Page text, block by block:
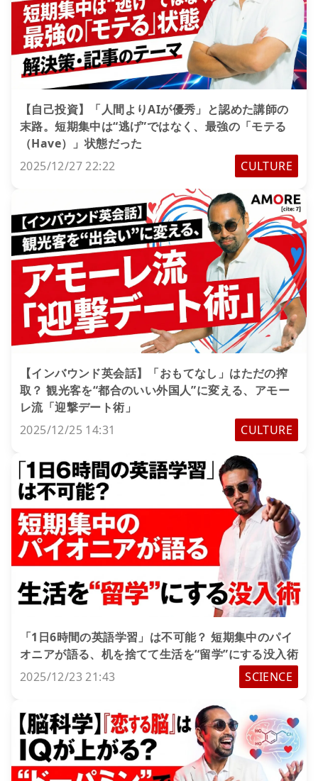
【自己投資】「人間よりAIが優秀」と認めた講師の
末路。短期集中は“逃げ”ではなく、最強の「モテる
（Have）」状態だった
2025/12/27 22:22
CULTURE
【インバウンド英会話】「おもてなし」はただの搾
取？ 観光客を“都合のいい外国人”に変える、アモー
レ流「迎撃デート術」
2025/12/25 14:31
CULTURE
「1日6時間の英語学習」は不可能？ 短期集中のパイ
オニアが語る、机を捨てて生活を“留学”にする没入術
2025/12/23 21:43
SCIENCE